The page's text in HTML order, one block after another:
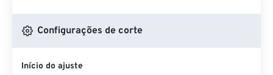
Configurações de corte
Início do ajuste